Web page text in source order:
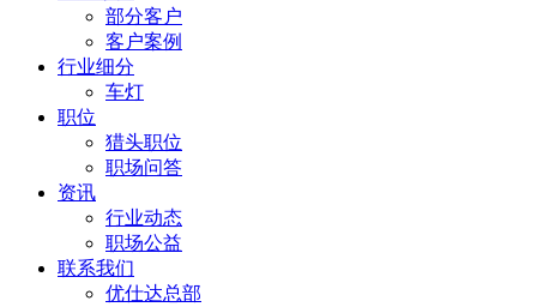
部分客户
客户案例
行业细分
车灯
职位
猎头职位
职场问答
资讯
行业动态
职场公益
联系我们
优仕达总部